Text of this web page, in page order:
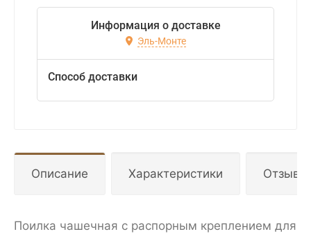
Информация о доставке
Эль-Монте
Способ доставки
Описание Характеристики
Поилка чашечная с распорным креплением для